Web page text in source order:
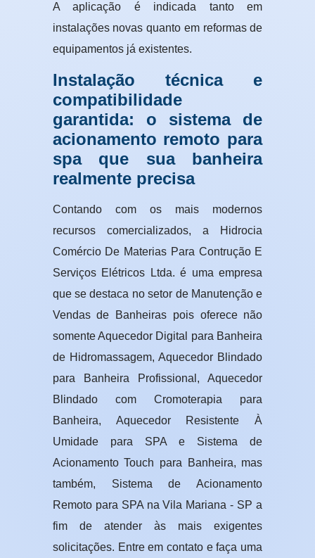
A aplicação é indicada tanto em
instalações novas quanto em reformas de
equipamentos já existentes.
Instalação técnica e
compatibilidade
garantida: o sistema de
acionamento remoto para
spa que sua banheira
realmente precisa
Contando com os mais modernos
recursos comercializados, a Hidrocia
Comércio De Materias Para Contrução E
Serviços Elétricos Ltda. é uma empresa
que se destaca no setor de Manutenção e
Vendas de Banheiras pois oferece não
somente Aquecedor Digital para Banheira
de Hidromassagem, Aquecedor Blindado
para Banheira Profissional, Aquecedor
Blindado com Cromoterapia para
Banheira, Aquecedor Resistente À
Umidade para SPA e Sistema de
Acionamento Touch para Banheira, mas
também, Sistema de Acionamento
Remoto para SPA na Vila Mariana - SP a
fim de atender às mais exigentes
solicitações. Entre em contato e faça uma